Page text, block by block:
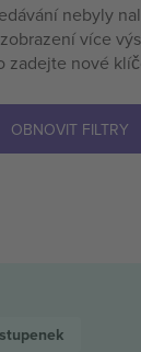
nebyly
více
zadejte nové
OBNOVIT FILTRY